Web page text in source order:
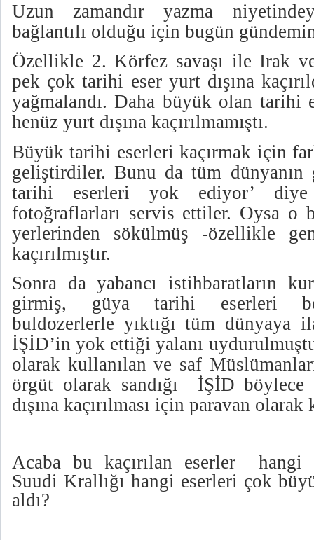
Uzun zamandır yazma
bağlantılı olduğu için bugün
Özellikle 2. Körfez savaşı ile Irak
pek çok tarihi eser yurt dışına
yağmalandı. Daha büyük olan tarihi
henüz yurt dışına kaçırılmamıştı.
Büyük tarihi eserleri kaçırmak için
geliştirdiler. Bunu da tüm dünyanın
tarihi eserleri yok ediyor’
fotoğraflarları servis ettiler. Oysa o
yerlerinden sökülmüş -özellikle
kaçırılmıştır.
Sonra da yabancı istihbaratların
girmiş, güya tarihi eserleri
buldozerlerle yıktığı tüm dünyaya
İŞİD’in yok ettiği yalanı
olarak kullanılan ve saf
örgüt olarak sandığı
İŞİD
dışına kaçırılması için paravan olarak
Acaba bu kaçırılan eserler
hangi
Suudi Krallığı hangi eserleri çok
aldı?